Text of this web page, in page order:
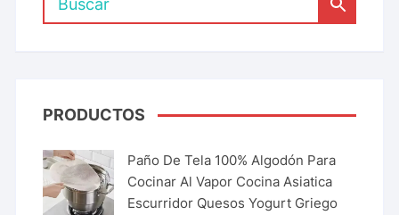
PRODUCTOS
Paño De Tela 100% Algodón Para
Cocinar Al Vapor Cocina Asiatica
Escurridor Quesos Yogurt Griego